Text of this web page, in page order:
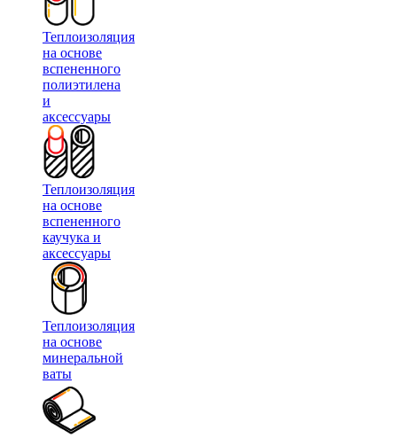
Теплоизоляция
на основе
вспененного
полиэтилена
и
аксессуары
Теплоизоляция
на основе
вспененного
каучука и
аксессуары
Теплоизоляция
на основе
минеральной
ваты